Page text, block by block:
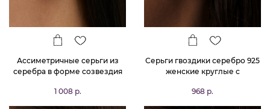
Ассиметричные серьги из
серебра в форме созвездия
MIESTILO
1 008 р.
Серьги гвоздики серебро 925
женские круглые с
968 р.